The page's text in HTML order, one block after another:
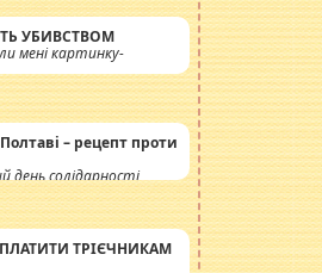
УБИВСТВОМ
мені картинку-
– рецепт проти
день солідарності
ТРІЄЧНИКАМ